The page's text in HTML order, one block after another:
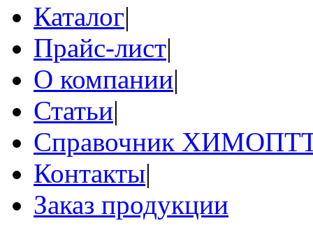
Каталог|
Прайс-лист|
О компании|
Статьи|
Справочник
Контакты|
Заказ продукции